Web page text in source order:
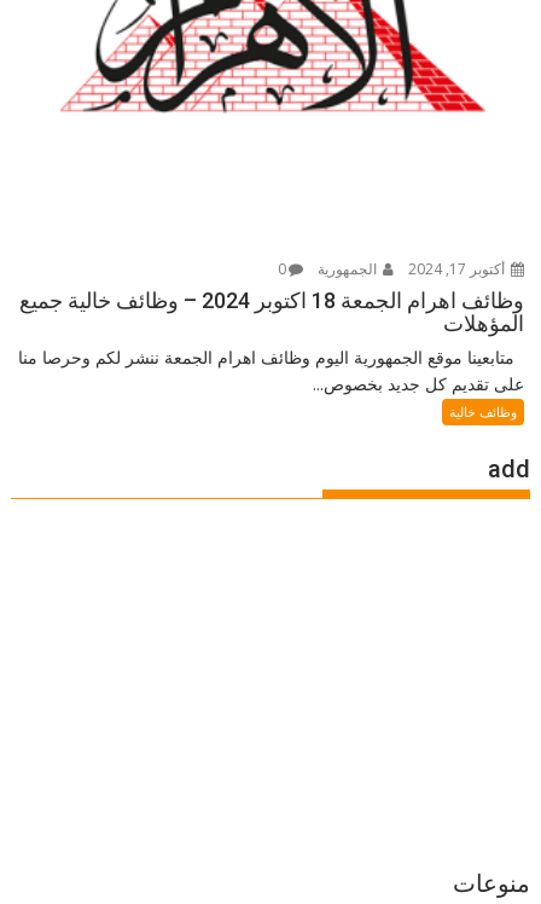
أكتوبر 17, 2024 الجمهورية 0
وظائف اهرام الجمعة 18 اكتوبر 2024 – وظائف خالية جميع
المؤهلات
متابعينا موقع الجمهورية اليوم وظائف اهرام الجمعة ننشر لكم وحرصا منا
على تقديم كل جديد بخصوص...
وظائف خالية
add
منوعات